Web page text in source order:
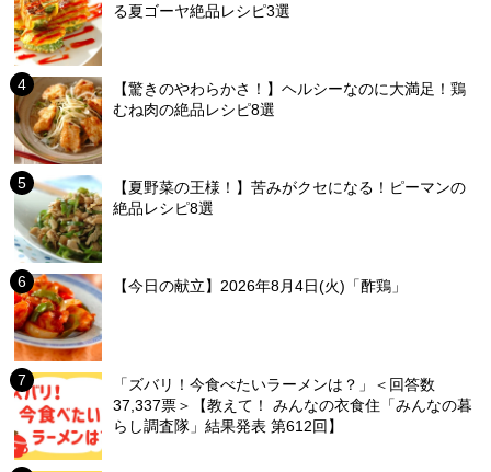
る夏ゴーヤ絶品レシピ3選
【驚きのやわらかさ！】ヘルシーなのに大満足！鶏
むね肉の絶品レシピ8選
【夏野菜の王様！】苦みがクセになる！ピーマンの
絶品レシピ8選
【今日の献立】2026年8月4日(火)「酢鶏」
「ズバリ！今食べたいラーメンは？」＜回答数
37,337票＞【教えて！ みんなの衣食住「みんなの暮
らし調査隊」結果発表 第612回】